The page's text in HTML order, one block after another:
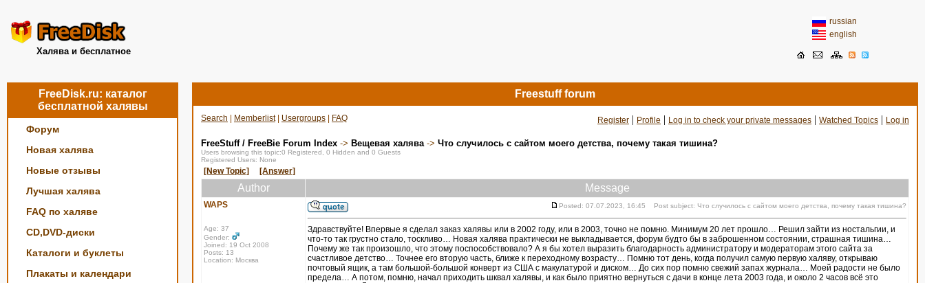
Халява и бесплатное
russian
english
FreeDisk.ru: каталог
бесплатной халявы
Форум
Новая халява
Новые отзывы
Лучшая халява
FAQ по халяве
CD,DVD-диски
Каталоги и буклеты
Плакаты и календари
Freestuff forum
Search Memberlist| Usergroups FAQ Register | Profile | Log in to check your private messages | Watched Topics | Log in
FreeStuff / FreeBie Forum Index -> Вещевая халява-> Что случилось с сайтом моего детства, почему такая тишина?
Users browsing this topic:0 Registered, 0 Hidden and 0 Guests
Registered Users: None
[New Topic] [Answer]
Author Message
WAPS
Age: 37
Gender:
Joined: 19 Oct 2008
Posts: 13
Location: Москва
Posted: 07.07.2023, 16:45 Post subject: Что случилось с сайтом моего детства, почему такая тишина?
Здравствуйте! Впервые я сделал заказ халявы или в 2002 году, или в 2003, точно не помню. Минимум 20 лет прошло… Решил зайти из ностальгии, и
что-то так грустно стало, тоскливо… Новая халява практически не выкладывается, форум будто бы в заброшенном состоянии, страшная тишина…
Почему же так произошло, что этому поспособствовало? А я бы хотел выразить благодарность администратору и модераторам этого сайта за
счастливое детство… Точнее его вторую часть, ближе к переходному возрасту… Помню тот день, когда получил самую первую халяву, открываю
почтовый ящик, а там большой-большой конверт из США с макулатурой и диском… До сих пор помню свежий запах журнала… Моей радости не было
предела… А потом, помню, начал приходить шквал халявы, и как было приятно вернуться с дачи в конце лета 2003 года, и около 2 часов всё это